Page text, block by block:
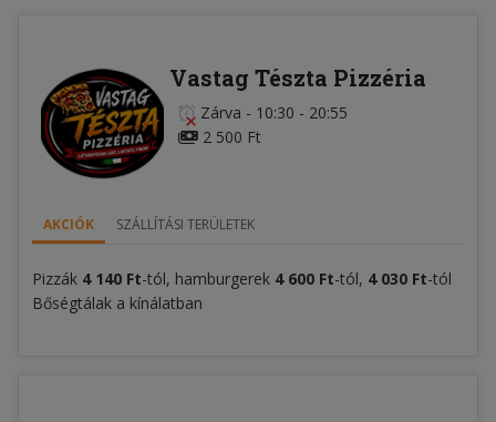
Vastag Tészta Pizzéria
Zárva - 10:30 - 20:55
2 500 Ft
AKCIÓK SZÁLLÍTÁSI TERÜLETEK
Pizzák 4 140 Ft-tól, hamburgerek 4 600 Ft-tól, 4 030 Ft-tól
Bőségtálak a kínálatban